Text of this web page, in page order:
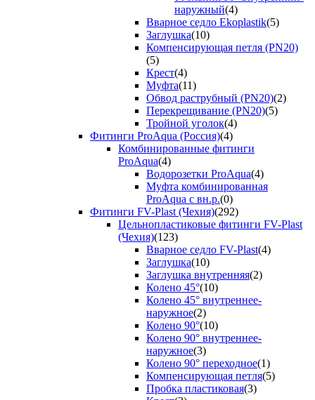
наружный(4)
Вварное седло Ekoplastik(5)
Заглушка(10)
Компенсирующая петля (PN20)
(5)
Крест(4)
Муфта(11)
Обвод раструбный (PN20)(2)
Перекрещивание (PN20)(5)
Тройной уголок(4)
Фитинги ProAqua (Россия)(4)
Комбинированные фитинги
ProAqua(4)
Водорозетки ProAqua(4)
Муфта комбинированная
ProAqua с вн.р.(0)
Фитинги FV-Plast (Чехия)(292)
Цельнопластиковые фитинги FV-Plast
(Чехия)(123)
Вварное седло FV-Plast(4)
Заглушка(10)
Заглушка внутренняя(2)
Колено 45°(10)
Колено 45° внутреннее-
наружное(2)
Колено 90°(10)
Колено 90° внутреннее-
наружное(3)
Колено 90° переходное(1)
Компенсирующая петля(5)
Пробка пластиковая(3)